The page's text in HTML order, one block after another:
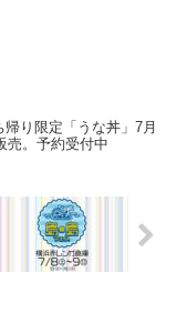
帰り限定「うな丼」7月
売。予約受付中